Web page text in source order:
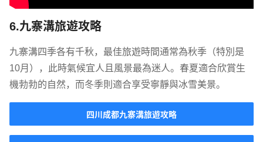
6.九寨溝旅遊攻略
九寨溝四季各有千秋，最佳旅遊時間通常為秋季（特別是
10月），此時氣候宜人且風景最為迷人。春夏適合欣賞生
機勃勃的自然，而冬季則適合享受寧靜與冰雪美景。
四川成都九寨溝旅遊攻略